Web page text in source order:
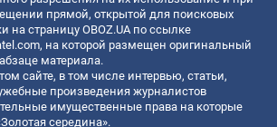
прямой, открытой для поисковых
на страницу OBOZ.UA по ссылке
, на которой размещен оригинальный
материала.
сайте, в том числе интервью, статьи,
произведения журналистов
имущественные права на которые
середина».